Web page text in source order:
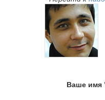
Ваше имя